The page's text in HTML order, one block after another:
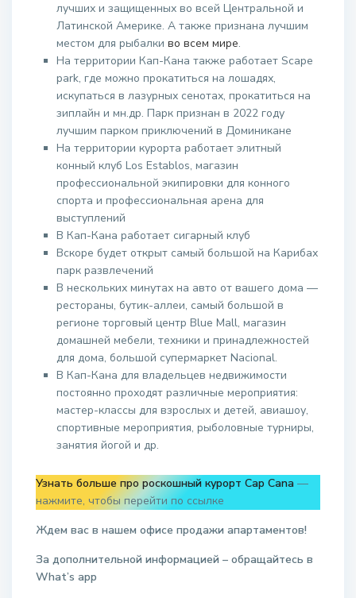
лучших и защищенных во всей Центральной и
Латинской Америке. А также признана лучшим
местом для рыбалки во всем мире.
На территории Кап-Кана также работает Scape
park, где можно прокатиться на лошадях,
искупаться в лазурных сенотах, прокатиться на
зиплайн и мн.др. Парк признан в 2022 году
лучшим парком приключений в Доминикане
На территории курорта работает элитный
конный клуб Los Establos, магазин
профессиональной экипировки для конного
спорта и профессиональная арена для
выступлений
В Кап-Кана работает сигарный клуб
Вскоре будет открыт самый большой на Карибах
парк развлечений
В нескольких минутах на авто от вашего дома —
рестораны, бутик-аллеи, самый большой в
регионе торговый центр Blue Mall, магазин
домашней мебели, техники и принадлежностей
для дома, большой супермаркет Nacional.
В Кап-Кана для владельцев недвижимости
постоянно проходят различные мероприятия:
мастер-классы для взрослых и детей, авиашоу,
спортивные мероприятия, рыболовные турниры,
занятия йогой и др.
Узнать больше про роскошный курорт Cap Cana —
нажмите, чтобы перейти по ссылке
Ждем вас в нашем офисе продажи апартаментов!
За дополнительной информацией – обращайтесь в
What’s app